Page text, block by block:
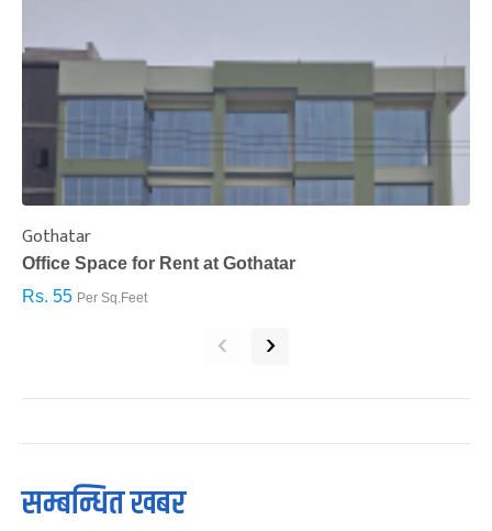
Gothatar
Office Space for Rent at Gothatar
Rs. 55 Per Sq.Feet
‹ ›
सम्बन्धित खबर